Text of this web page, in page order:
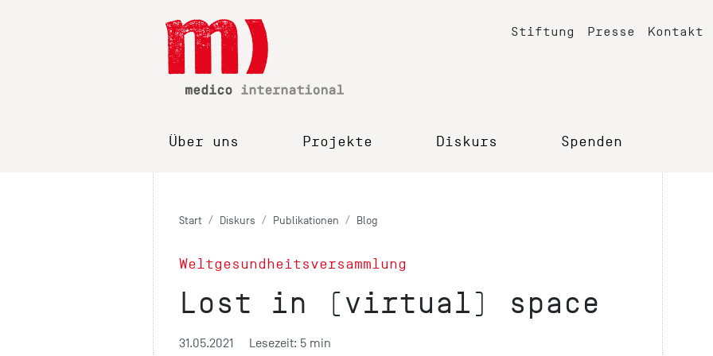
Stiftung Presse Kontakt
Über uns Projekte Diskurs Spenden
Start Diskurs Publikationen Blog
Weltgesundheitsversammlung
Lost in (virtual) space
31.05.2021 Lesezeit: 5 min